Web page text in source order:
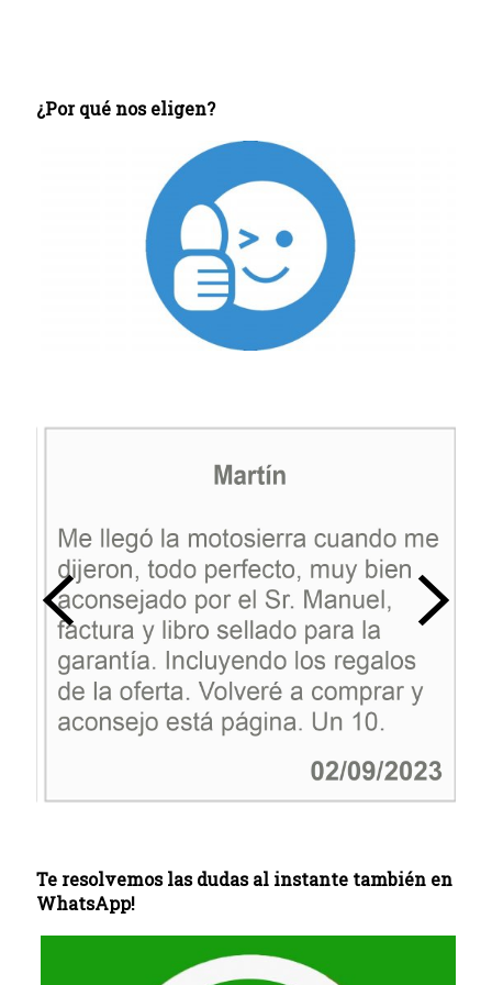
¿Por qué nos eligen?
Te resolvemos las dudas al instante también en
WhatsApp!